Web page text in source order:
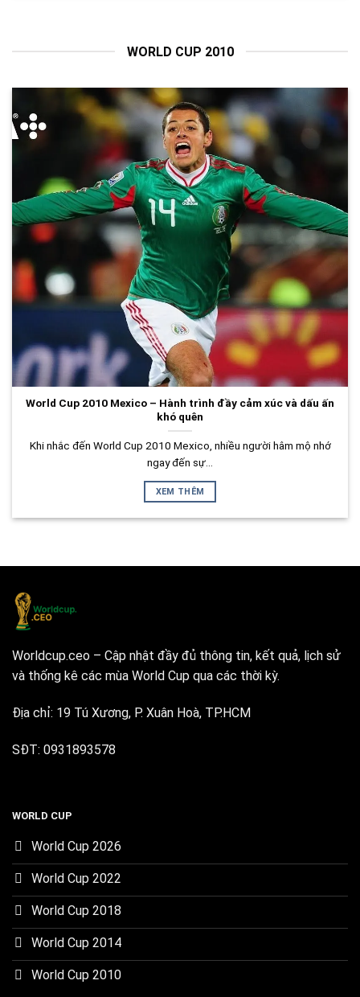
WORLD CUP 2010
World Cup 2010 Mexico – Hành trình đầy cảm xúc và dấu ấn
khó quên
Khi nhắc đến World Cup 2010 Mexico, nhiều người hâm mộ nhớ
ngay đến sự...
XEM THÊM
Worldcup.ceo – Cập nhật đầy đủ thông tin, kết quả, lịch sử
và thống kê các mùa World Cup qua các thời kỳ.
Địa chỉ: 19 Tú Xương, P. Xuân Hoà, TP.HCM
SĐT: 0931893578
WORLD CUP
World Cup 2026
World Cup 2022
World Cup 2018
World Cup 2014
World Cup 2010